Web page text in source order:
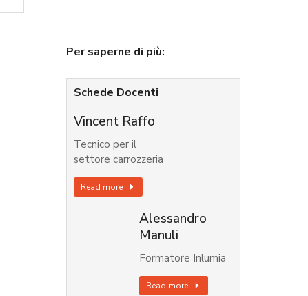
Per saperne di più:
Schede Docenti
Vincent Raffo
Tecnico per il
settore carrozzeria
Read more
Alessandro
Manuli
Formatore Inlumia
Read more